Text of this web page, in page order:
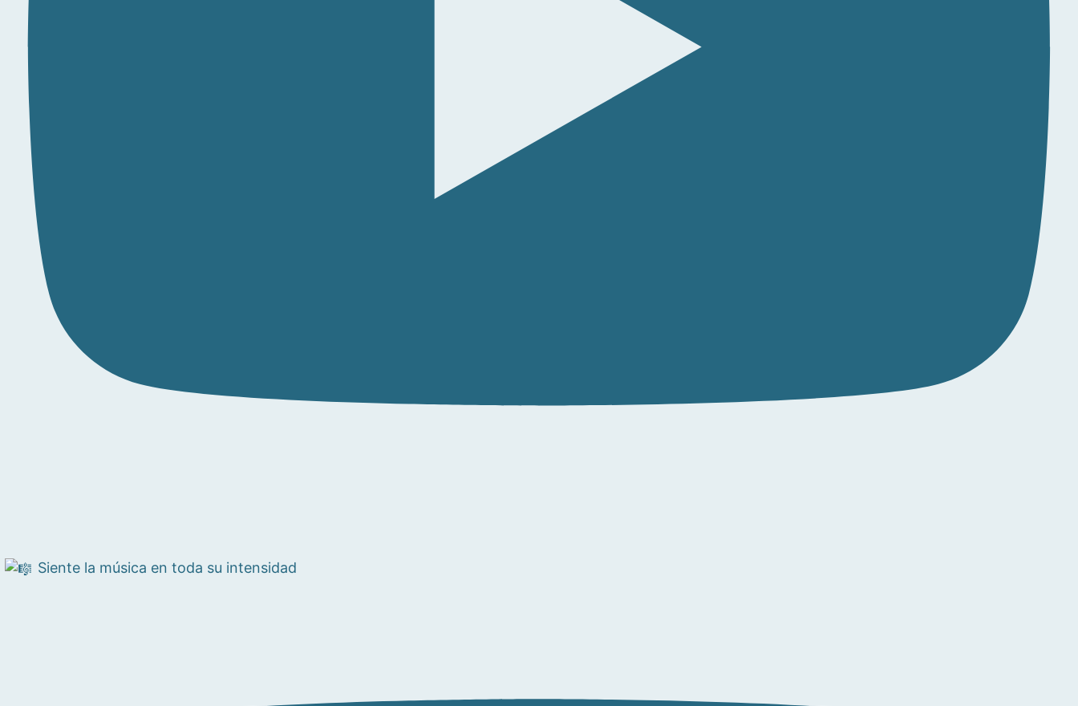
Siente la música en toda su intensidad